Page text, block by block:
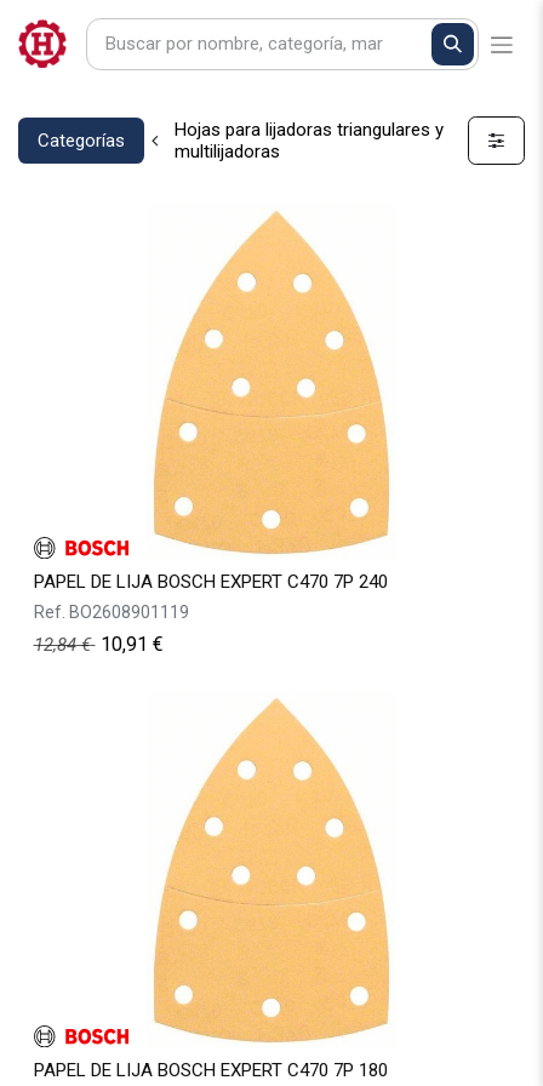
Categorías
Hojas para lijadoras triangulares y
multilijadoras
PAPEL DE LIJA BOSCH EXPERT C470 7P 240
Ref. BO2608901119
12,84€ 10,91 €
PAPEL DE LIJA BOSCH EXPERT C470 7P 180